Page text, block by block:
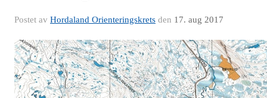
Postet av Hordaland Orienteringskrets den 17. aug 2017